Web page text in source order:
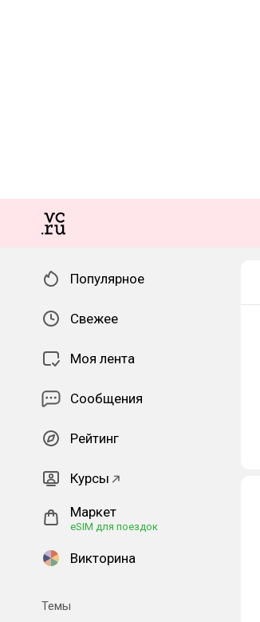
Популярное
Свежее
Моя лента
Сообщения
Рейтинг
Курсы
Маркет
eSIM для поездок
Викторина
Темы